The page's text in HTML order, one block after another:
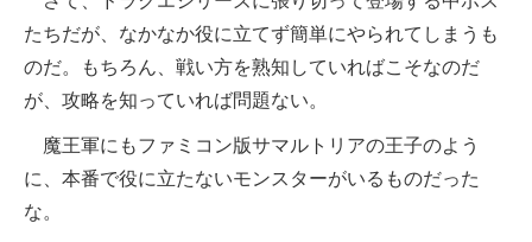
たちだが、なかなか役に立てず簡単にやられてしまうも
のだ。もちろん、戦い方を熟知していればこそなのだ
が、攻略を知っていれば問題ない。
魔王軍にもファミコン版サマルトリアの王子のよう
に、本番で役に立たないモンスターがいるものだった
な。